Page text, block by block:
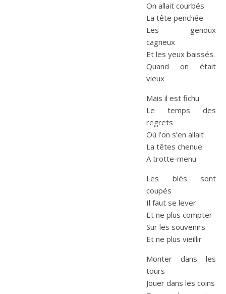
On allait courbés
La tête penchée
Les genoux
cagneux
Et les yeux baissés.
Quand on était
vieux
Mais il est fichu
Le temps des
regrets
Où l’on s’en allait
La têtes chenue.
A trotte-menu
Les blés sont
coupés
Il faut se lever
Et ne plus compter
Sur les souvenirs.
Et ne plus vieillir
Monter dans les
tours
Jouer dans les coins